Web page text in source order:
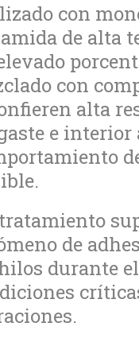
con
de alta
con
alta
e interior
de
durante